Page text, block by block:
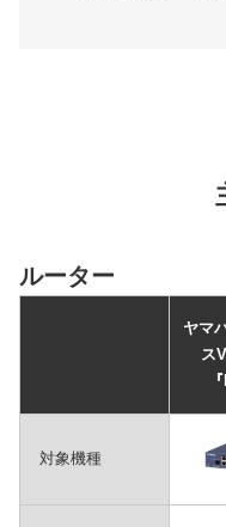
ルーター
ヤマ
ス
対象機種